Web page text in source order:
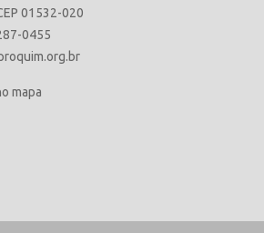
01532-020
0455
mapa